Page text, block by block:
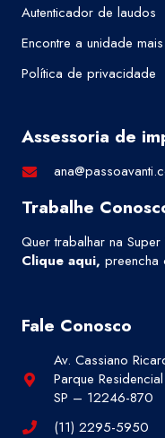
Autenticador de laudos
Encontre a unidade
Política de privacidade
Assessoria de
Trabalhe
Quer trabalhar na
Clique aqui, preencha
Fale Conosco
Av. Cassiano
Parque
SP – 12246-870
(11) 2295-5950